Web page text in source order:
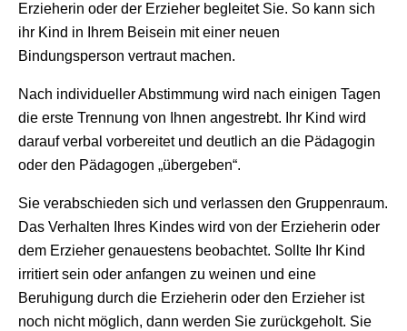
Erzieherin oder der Erzieher begleitet Sie. So kann sich
ihr Kind in Ihrem Beisein mit einer neuen
Bindungsperson vertraut machen.
Nach individueller Abstimmung wird nach einigen Tagen
die erste Trennung von Ihnen angestrebt. Ihr Kind wird
darauf verbal vorbereitet und deutlich an die Pädagogin
oder den Pädagogen „übergeben“.
Sie verabschieden sich und verlassen den Gruppenraum.
Das Verhalten Ihres Kindes wird von der Erzieherin oder
dem Erzieher genauestens beobachtet. Sollte Ihr Kind
irritiert sein oder anfangen zu weinen und eine
Beruhigung durch die Erzieherin oder den Erzieher ist
noch nicht möglich, dann werden Sie zurückgeholt. Sie